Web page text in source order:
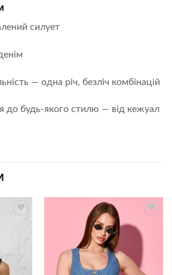
силует
— одна річ, безліч комбінацій
до будь-якого стилю — від кежуал